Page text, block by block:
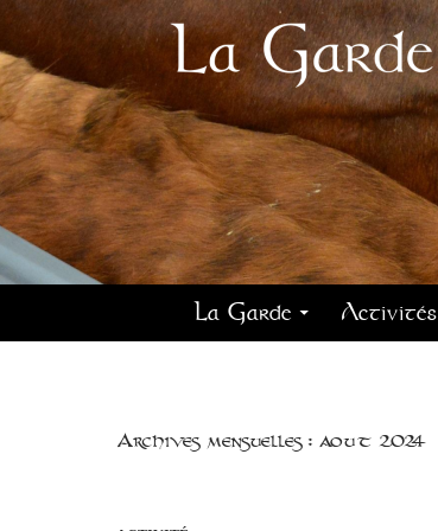
La Garde Activités
Archives mensuelles : août 2024